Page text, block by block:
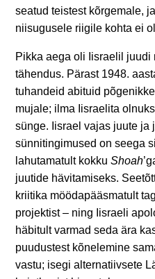
seatud teistest kõrgemale,
niisugusele riigile kohta ei
Pikka aega oli Iisraelil
tähendus. Pärast 1948.
tuhandeid abituid
mujale; ilma Iisraelita
sünge. Iisrael vajas juute
sünnitingimused on seega
lahutamatult kokkuShoah
juutide hävitamiseks.
kriitika möödapääsmatult
projektist – ning Iisraeli
häbitult varmad seda ära
puudustest kõnelemine
vastu; isegi alternatiivsete